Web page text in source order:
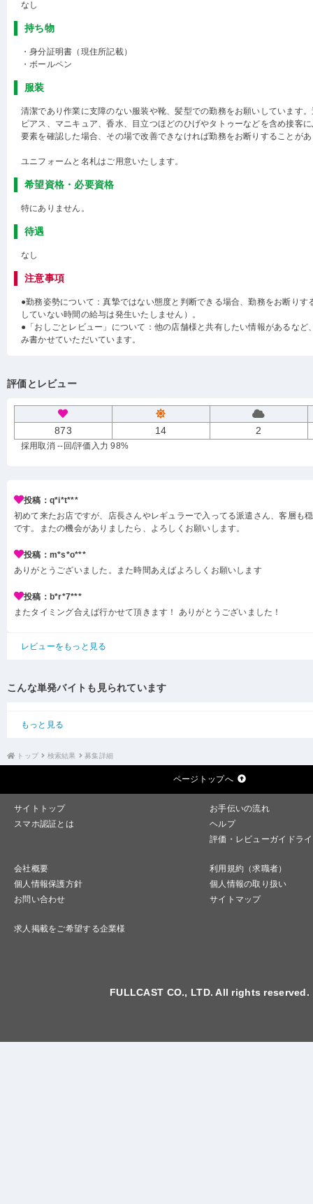
なし
持ち物
・身分証明書（現住所記載）
・ボールペン
服装
清潔であり作業に支障のない服装や靴、髪型での勤務をお願いしています
ピアス、マニキュア、香水、目立つほどのひげやタトゥーなどを含め接客
要素を確認した場合、その場で改善できなければ勤務をお断りすることが
ユニフォームと名札はご用意いたします。
希望資格・必要資格
特にありません。
待遇
なし
注意事項
●勤務姿勢について：真摯ではない態度と判断できる場合、勤務をお断りす
していない時間の給与は発生いたしません）。
●「おしごとレビュー」について：他の店舗様と共有したい情報があるなど
み書かせていただいています。
評価とレビュー
873 14 2
採用取消 --回/評価入力 98%
投稿：q*i*t***
初めて来たお店ですが、店長さんやレギュラーで入ってる派遣さん、客層も
です。またの機会がありましたら、よろしくお願いします。
投稿：m*s*o***
ありがとうございました。また時間あえばよろしくお願いします
投稿：b*r*7***
またタイミング合えば行かせて頂きます！ ありがとうございました！
レビューをもっと見る
こんな単発バイトも見られています
もっと見る
トップ 検索結果 募集詳細
ページトップへ
サイトトップ
お手伝いの流れ
スマホ認証とは
ヘルプ
評価・レビューガイドラ
会社概要
利用規約（求職者）
個人情報保護方針
個人情報の取り扱い
お問い合わせ
サイトマップ
求人掲載をご希望する企業様
FULLCAST CO., LTD. All rights reserved.